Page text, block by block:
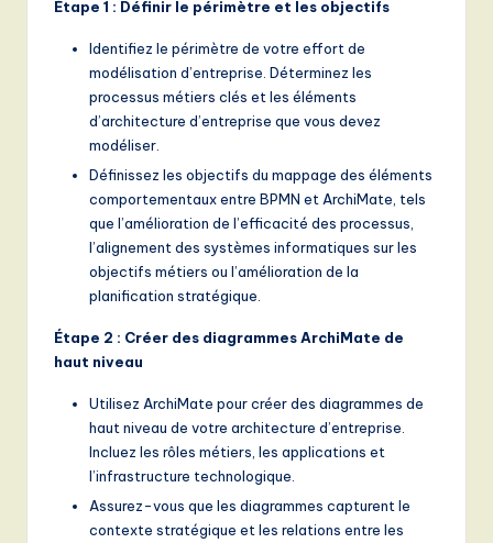
Étape 1 : Définir le périmètre et les objectifs
Identifiez le périmètre de votre effort de
modélisation d’entreprise. Déterminez les
processus métiers clés et les éléments
d’architecture d’entreprise que vous devez
modéliser.
Définissez les objectifs du mappage des éléments
comportementaux entre BPMN et ArchiMate, tels
que l’amélioration de l’efficacité des processus,
l’alignement des systèmes informatiques sur les
objectifs métiers ou l’amélioration de la
planification stratégique.
Étape 2 : Créer des diagrammes ArchiMate de
haut niveau
Utilisez ArchiMate pour créer des diagrammes de
haut niveau de votre architecture d’entreprise.
Incluez les rôles métiers, les applications et
l’infrastructure technologique.
Assurez-vous que les diagrammes capturent le
contexte stratégique et les relations entre les